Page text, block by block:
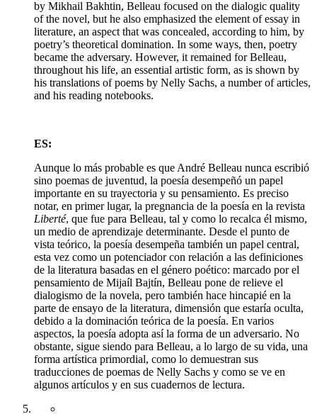
by Mikhail Bakhtin, Belleau focused on the dialogic quality
of the novel, but he also emphasized the element of essay in
literature, an aspect that was concealed, according to him, by
poetry’s theoretical domination. In some ways, then, poetry
became the adversary. However, it remained for Belleau,
throughout his life, an essential artistic form, as is shown by
his translations of poems by Nelly Sachs, a number of articles,
and his reading notebooks.
ES:
Aunque lo más probable es que André Belleau nunca escribió
sino poemas de juventud, la poesía desempeñó un papel
importante en su trayectoria y su pensamiento. Es preciso
notar, en primer lugar, la pregnancia de la poesía en la revista
Liberté, que fue para Belleau, tal y como lo recalca él mismo,
un medio de aprendizaje determinante. Desde el punto de
vista teórico, la poesía desempeña también un papel central,
esta vez como un potenciador con relación a las definiciones
de la literatura basadas en el género poético: marcado por el
pensamiento de Mijaíl Bajtín, Belleau pone de relieve el
dialogismo de la novela, pero también hace hincapié en la
parte de ensayo de la literatura, dimensión que estaría oculta,
debido a la dominación teórica de la poesía. En varios
aspectos, la poesía adopta así la forma de un adversario. No
obstante, sigue siendo para Belleau, a lo largo de su vida, una
forma artística primordial, como lo demuestran sus
traducciones de poemas de Nelly Sachs y como se ve en
algunos artículos y en sus cuadernos de lectura.